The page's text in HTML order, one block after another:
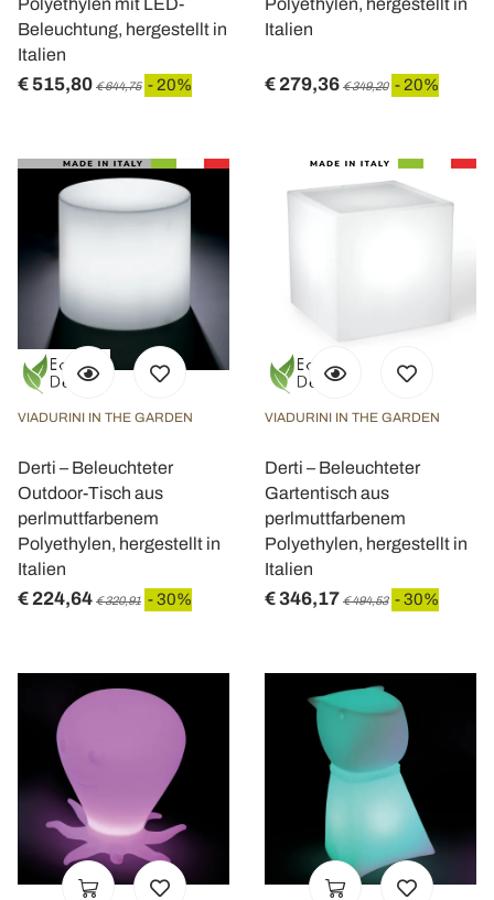
Beleuchtung, hergestellt in
Italien
€ 515,80 € 644,75 - 20%
Italien
€ 279,36 € 349,20 - 20%
VIADURINI IN THE GARDEN
Derti – Beleuchteter
Outdoor-Tisch aus
perlmuttfarbenem
Polyethylen, hergestellt in
Italien
€ 224,64 € 320,91 - 30%
VIADURINI IN THE GARDEN
Derti – Beleuchteter
Gartentisch aus
perlmuttfarbenem
Polyethylen, hergestellt in
Italien
€ 346,17 € 494,53 - 30%